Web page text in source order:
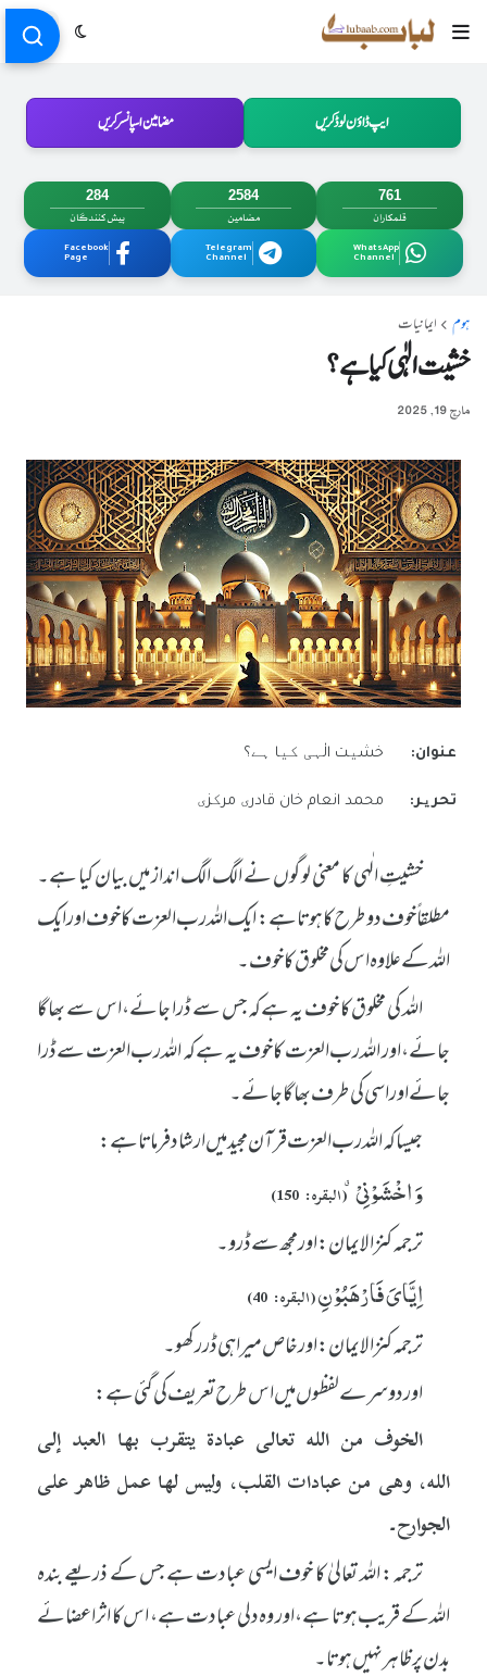
ایپ ڈاؤن لوڈ کریں مضامین اسپانسر کریں
761
قلمکاران
2584
مضامین
284
پیش کنندگان
WhatsApp
Channel
Telegram
Channel
Facebook
Page
ہوم ایمانیات
خشیت الٰہی کیا ہے؟
مارچ 19, 2025
عنوان: خشیت الٰہی کیا ہے؟
تحریر: محمد انعام خان قادری مرکزی
خشیتِ الٰہی کا معنی لوگوں نے الگ الگ انداز میں بیان کیا ہے۔
مطلقاً خوف دو طرح کا ہوتا ہے: ایک اللہ رب العزت کا خوف اور ایک
اللہ کے علاوہ اس کی مخلوق کا خوف۔
اللہ کی مخلوق کا خوف یہ ہے کہ جس سے ڈرا جائے، اس سے بھاگا
جائے، اور اللہ رب العزت کا خوف یہ ہے کہ اللہ رب العزت سے ڈرا
جائے اور اسی کی طرف بھاگا جائے۔
جیسا کہ اللہ رب العزت قرآن مجید میں ارشاد فرماتا ہے:
وَ اخْشَوْنِیْۗ(البقرہ: 150)
ترجمہ کنزالایمان: اور مجھ سے ڈرو۔
اِیَّایَ فَارْهَبُوْنِ(البقرہ: 40)
ترجمہ کنزالایمان: اور خاص میرا ہی ڈر رکھو۔
اور دوسرے لفظوں میں اس طرح تعریف کی گئی ہے:
الخوف من الله تعالى عبادة يتقرب بها العبد إلى
الله، وهى من عبادات القلب، وليس لها عمل ظاهر على
الجوارح۔
ترجمہ: اللہ تعالیٰ کا خوف ایسی عبادت ہے جس کے ذریعے بندہ
اللہ کے قریب ہوتا ہے، اور وہ دلی عبادت ہے، اس کا اثر اعضائے
بدن پر ظاہر نہیں ہوتا۔